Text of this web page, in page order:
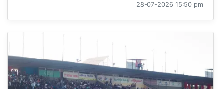
28-07-2026 15:50 pm